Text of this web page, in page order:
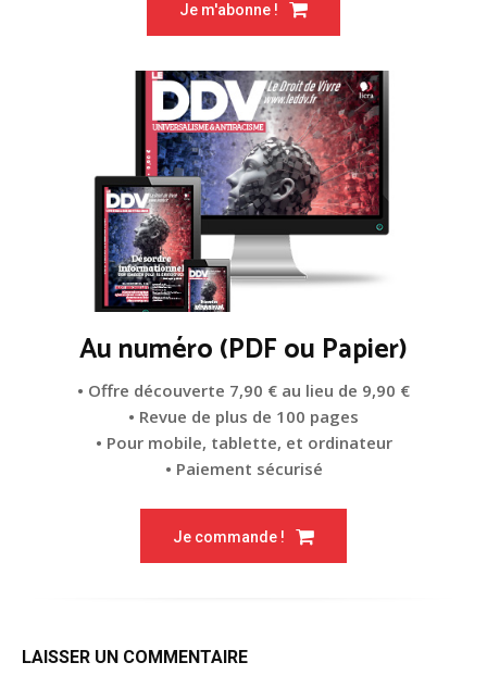
Je m'abonne !
Au numéro (PDF ou Papier)
• Offre découverte 7,90 € au lieu de 9,90 €
• Revue de plus de 100 pages
• Pour mobile, tablette, et ordinateur
• Paiement sécurisé
Je commande !
LAISSER UN COMMENTAIRE